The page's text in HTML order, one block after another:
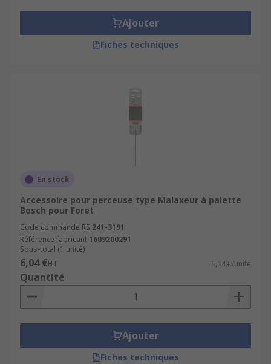
Il y a également des pièces détachées pour
remplacer toute pièce usée ou endommagée sans
devoir racheter une perceuse neuve. On trouve
Applications des accessoires pour
visseuse ou colonne de perçage.
Ajouter
Fiches techniques
En stock
Accessoire pour perceuse type Malaxeur à palette
Bosch pour Foret
Code commande RS 241-3191
Référence fabricant 1609200291
Sous-total (1 unité)
6,04 €HT 6,04 €/unité
Quantité
Ajouter
Fiches techniques